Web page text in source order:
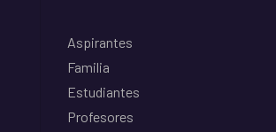
Aspirantes
Familia
Estudiantes
Profesores